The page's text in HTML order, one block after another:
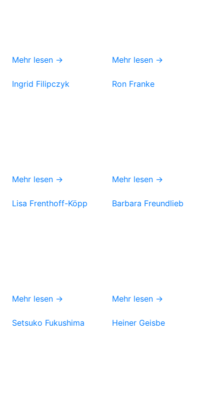
Mehr lesen → Mehr lesen →
Ingrid Filipczyk
Mehr lesen →
Ron Franke
Mehr lesen →
Lisa Frenthoff-Köpp
Mehr lesen →
Barbara Freundlieb
Mehr lesen →
Setsuko Fukushima Heiner Geisbe